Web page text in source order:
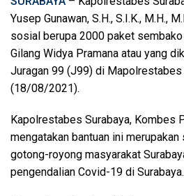
Yusep Gunawan, S.H., S.I.K., M.H.,
sosial berupa 2000 paket
Gilang Widya Pramana atau yang
Juragan 99 (J99) di Mapolrestabes
(18/08/2021).
Kapolrestabes Surabaya, Kombes
mengatakan bantuan ini
gotong-royong masyarakat
pengendalian Covid-19 di Surabaya.